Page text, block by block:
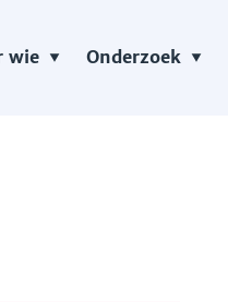
wie Onderzoek